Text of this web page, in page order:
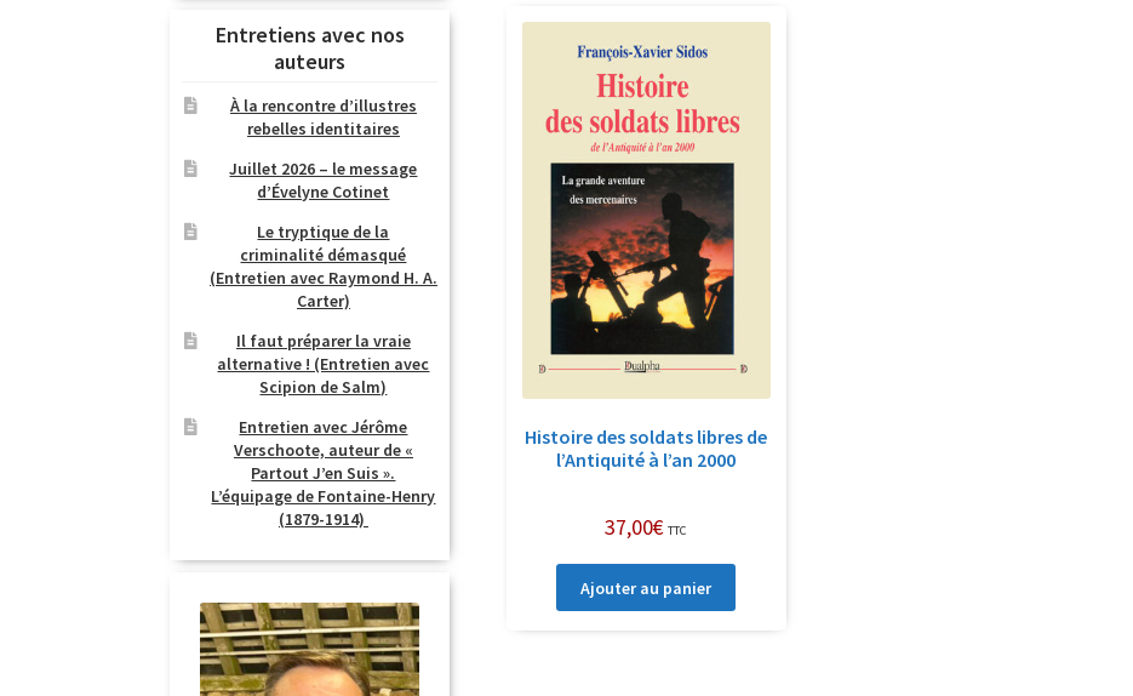
Histoire des soldats libres de
l’Antiquité à l’an 2000
37,00€ TTC
Ajouter au panier
Entretiens avec nos
auteurs
À la rencontre d’illustres
rebelles identitaires
Juillet 2026 – le message
d’Évelyne Cotinet
Le tryptique de la
criminalité démasqué
(Entretien avec Raymond H. A.
Carter)
Il faut préparer la vraie
alternative ! (Entretien avec
Scipion de Salm)
Entretien avec Jérôme
Verschoote, auteur de «
Partout J’en Suis ».
L’équipage de Fontaine-Henry
(1879-1914)